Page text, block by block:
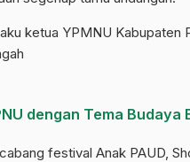
ketua YPMNU
dengan Tema Budaya
festival Anak PAUD,